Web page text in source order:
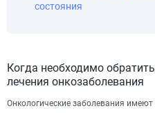
состояния
Когда необходимо
лечения онкозаболевания
Онкологические заболевания